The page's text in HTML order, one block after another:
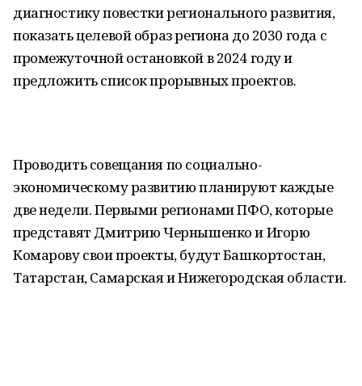
диагностику повестки регионального развития,
показать целевой образ региона до 2030 года с
промежуточной остановкой в 2024 году и
предложить список прорывных проектов.
Проводить совещания по социально-
экономическому развитию планируют каждые
две недели. Первыми регионами ПФО, которые
представят Дмитрию Чернышенко и Игорю
Комарову свои проекты, будут Башкортостан,
Татарстан, Самарская и Нижегородская области.